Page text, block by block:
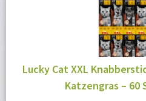
Lucky Cat XXL
Katzengras – 60